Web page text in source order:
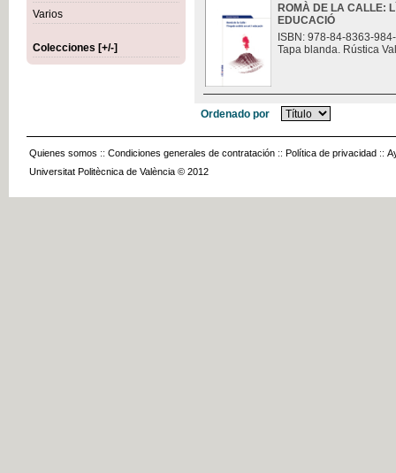
Varios
Colecciones [+/-]
ROMÀ DE LA CALLE:
EDUCACIÓ
ISBN: 978-84-8363-
Tapa blanda. Rústica
Ordenado por
Quienes somos :: Condiciones generales de contratación :: Política de privacidad ::
Universitat Politècnica de València © 2012